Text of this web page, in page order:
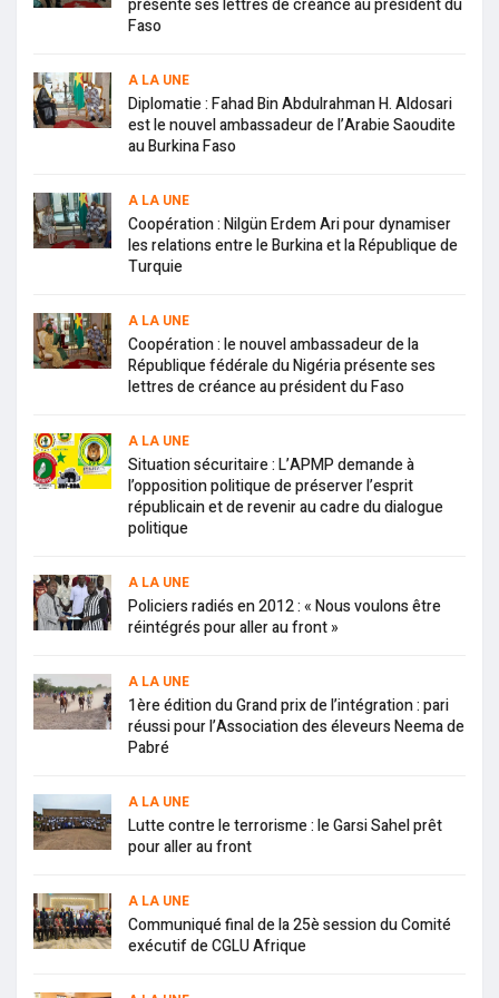
présente ses lettres de créance au président du
Faso
A LA UNE
Diplomatie : Fahad Bin Abdulrahman H. Aldosari
est le nouvel ambassadeur de l’Arabie Saoudite
au Burkina Faso
A LA UNE
Coopération : Nilgün Erdem Ari pour dynamiser
les relations entre le Burkina et la République de
Turquie
A LA UNE
Coopération : le nouvel ambassadeur de la
République fédérale du Nigéria présente ses
lettres de créance au président du Faso
A LA UNE
Situation sécuritaire : L’APMP demande à
l’opposition politique de préserver l’esprit
républicain et de revenir au cadre du dialogue
politique
A LA UNE
Policiers radiés en 2012 : « Nous voulons être
réintégrés pour aller au front »
A LA UNE
1ère édition du Grand prix de l’intégration : pari
réussi pour l’Association des éleveurs Neema de
Pabré
A LA UNE
Lutte contre le terrorisme : le Garsi Sahel prêt
pour aller au front
A LA UNE
Communiqué final de la 25è session du Comité
exécutif de CGLU Afrique